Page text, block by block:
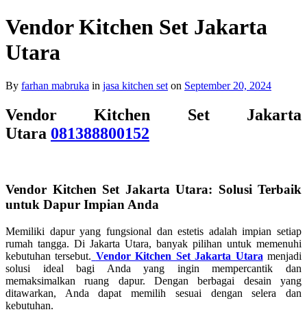
Vendor Kitchen Set Jakarta
Utara
By farhan mabruka in jasa kitchen set on September 20, 2024
Vendor Kitchen Set Jakarta
Utara 081388800152
Vendor Kitchen Set Jakarta Utara: Solusi Terbaik
untuk Dapur Impian Anda
Memiliki dapur yang fungsional dan estetis adalah impian setiap
rumah tangga. Di Jakarta Utara, banyak pilihan untuk memenuhi
kebutuhan tersebut. Vendor Kitchen Set Jakarta Utara menjadi
solusi ideal bagi Anda yang ingin mempercantik dan
memaksimalkan ruang dapur. Dengan berbagai desain yang
ditawarkan, Anda dapat memilih sesuai dengan selera dan
kebutuhan.